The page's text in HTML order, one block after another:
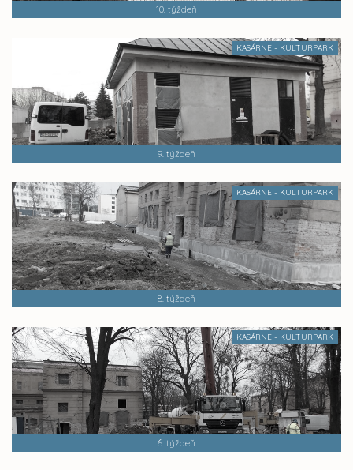
10. týždeň
KASÁRNE - KULTURPARK
9. týždeň
KASÁRNE - KULTURPARK
8. týždeň
KASÁRNE - KULTURPARK
6. týždeň